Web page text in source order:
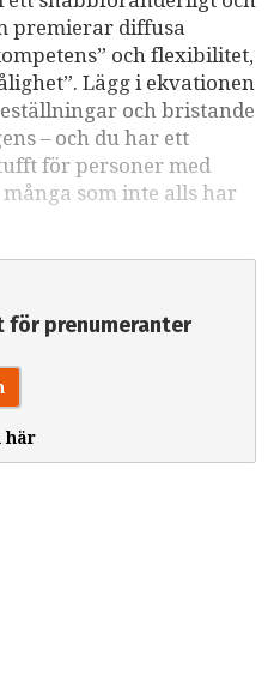
premierar diffusa
och flexibilitet,
Lägg i ekvationen
och bristande
– och du har ett
för personer med
som inte alls har
prenumeranter
här